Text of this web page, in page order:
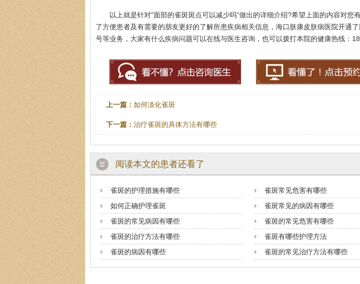
以上就是针对"面部的雀斑斑点可以减少吗"做出的详细介绍?希望上面的内容对您
了方便患者及有需要的朋友更好的了解所患疾病相关信息，海口肤康皮肤病医院开通
号等业务，大家有什么疾病问题可以在线与医生咨询，也可以拨打本院的健康热线：
上一篇： 如何淡化雀斑
下一篇： 治疗雀斑的具体方法有哪些
阅读本文的患者还看了
雀斑的护理措施有哪些
雀斑常见危害有哪些
如何正确护理雀斑
雀斑常见的病因有哪些
雀斑的常见病因有哪些
雀斑的常见危害有哪些
雀斑的治疗方法有哪些
雀斑有哪些护理方法
雀斑的病因有哪些
雀斑的常见治疗方法有哪些